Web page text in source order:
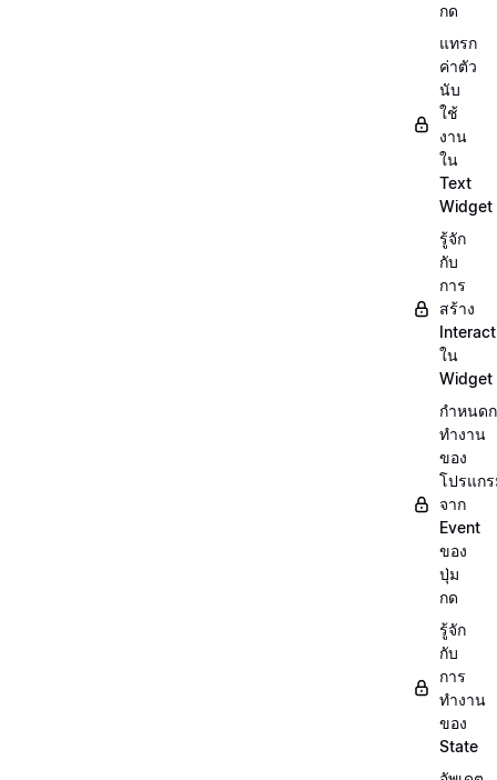
กด
แทรก
ค่าตัว
นับ
ใช้
งาน
ใน
Text
Widget
รู้จัก
กับ
การ
สร้าง
ใน
Widget
กำหนด
ทำงาน
ของ
โปรแก
จาก
Event
ของ
ปุ่ม
กด
รู้จัก
กับ
การ
ทำงาน
ของ
State